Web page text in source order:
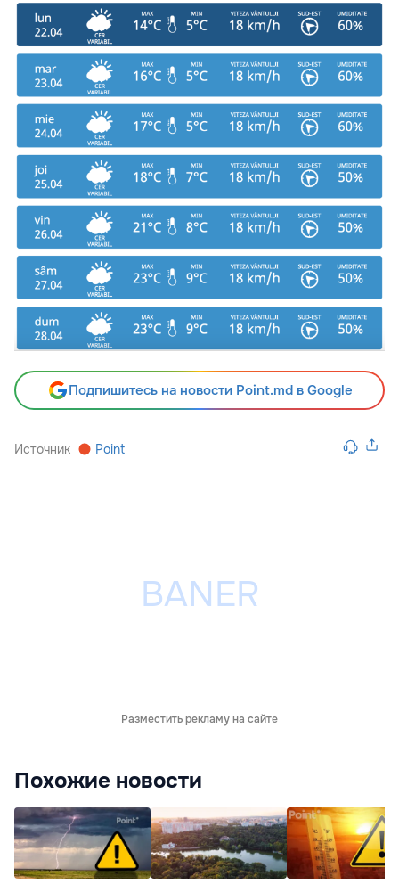
Подпишитесь на новости Point.md в Google
Источник Point
Разместить рекламу на сайте
Похожие новости